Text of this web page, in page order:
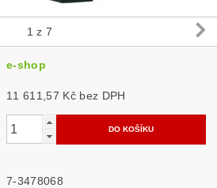
1 z 7
e-shop
11 611,57 Kč bez DPH
7-3478068